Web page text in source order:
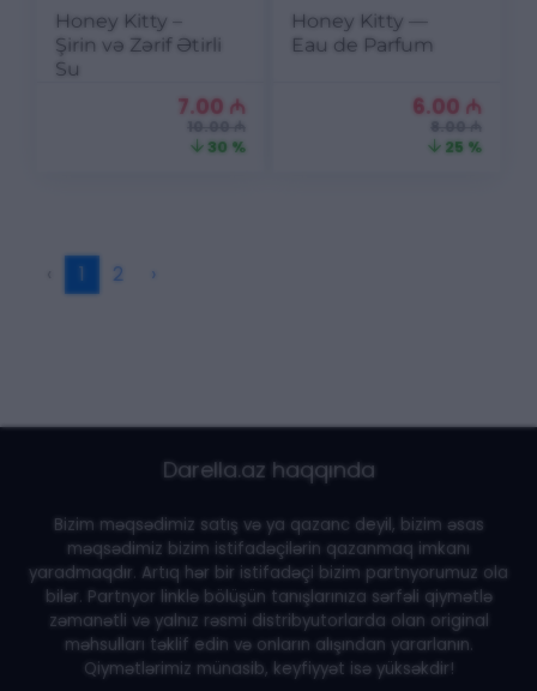
Honey Kitty –
Şirin və Zərif Ətirli
Su
7.00 ₼
10.00 ₼
30 %
Honey Kitty —
Eau de Parfum
6.00 ₼
8.00 ₼
25 %
1 2 ›
Darella.az haqqında
Bizim məqsədimiz satış və ya qazanc deyil, bizim əsas
məqsədimiz bizim istifadəçilərin qazanmaq imkanı
yaradmaqdır. Artıq hər bir istifadəçi bizim partnyorumuz ola
bilər. Partnyor linklə bölüşün tanışlarınıza sərfəli qiymətlə
zəmanətli və yalnız rəsmi distribyutorlarda olan original
məhsulları təklif edin və onların alışından yararlanın.
Qiymətlərimiz münasib, keyfiyyət isə yüksəkdir!